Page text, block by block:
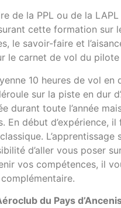
de la PPL ou de la
cette formation sur
le savoir-faire et
le carnet de vol du
10 heures de vol
sur la piste en dur
durant toute l’année
En début d’expérience,
d’aller vous poser
vos compétences, il
du Pays